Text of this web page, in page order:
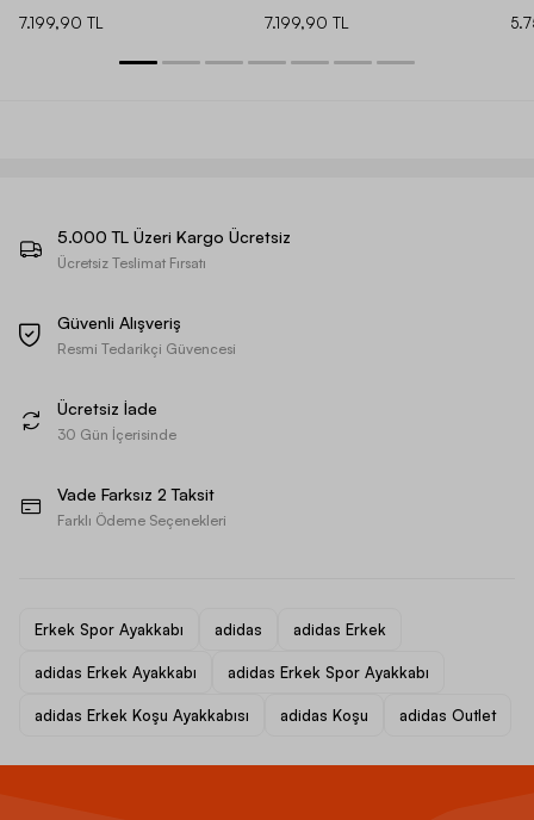
7.199,90 TL 7.199,90 TL
5.000 TL Üzeri Kargo Ücretsiz
Ücretsiz Teslimat Fırsatı
Güvenli Alışveriş
Resmi Tedarikçi Güvencesi
Ücretsiz İade
30 Gün İçerisinde
Vade Farksız 2 Taksit
Farklı Ödeme Seçenekleri
Erkek Spor Ayakkabı adidas adidas Erkek
adidas Erkek Ayakkabı adidas Erkek Spor Ayakkabı
adidas Erkek Koşu Ayakkabısı adidas Koşu adidas Outlet